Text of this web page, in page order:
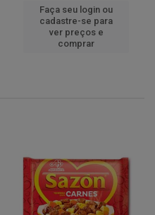
Faça seu login ou
cadastre-se para
ver preços e
comprar